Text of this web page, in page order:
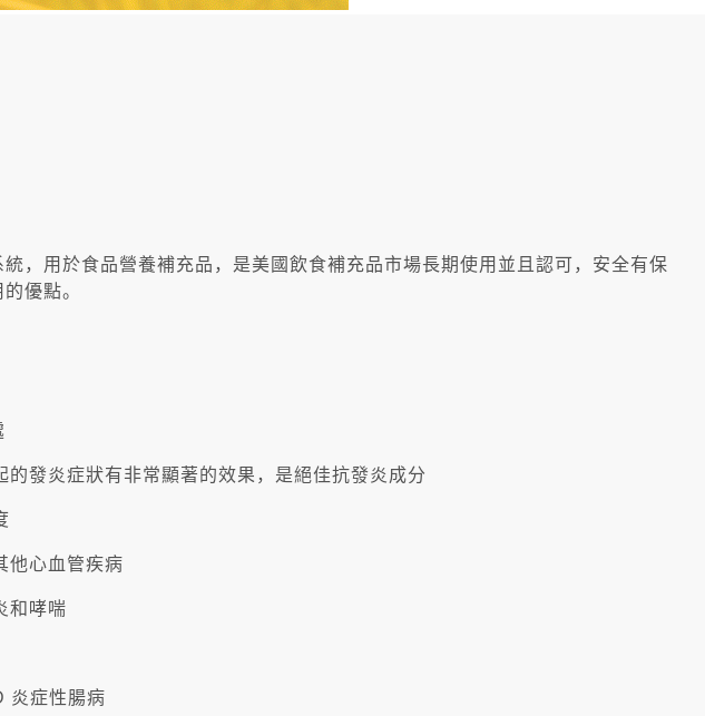
，用於食品營養補充品，是美國飲食補充品市場長期使用並且認可，安全有保
優點。
發炎症狀有非常顯著的效果，是絕佳抗發炎成分
他心血管疾病
和哮喘
炎症性腸病